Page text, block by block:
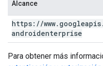
Alcance
https: //www. googleapis.
androidenterprise
Para obtener más